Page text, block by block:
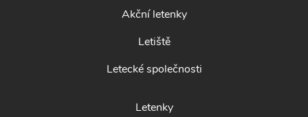
Akční letenky
Letiště
Letecké společnosti
Letenky